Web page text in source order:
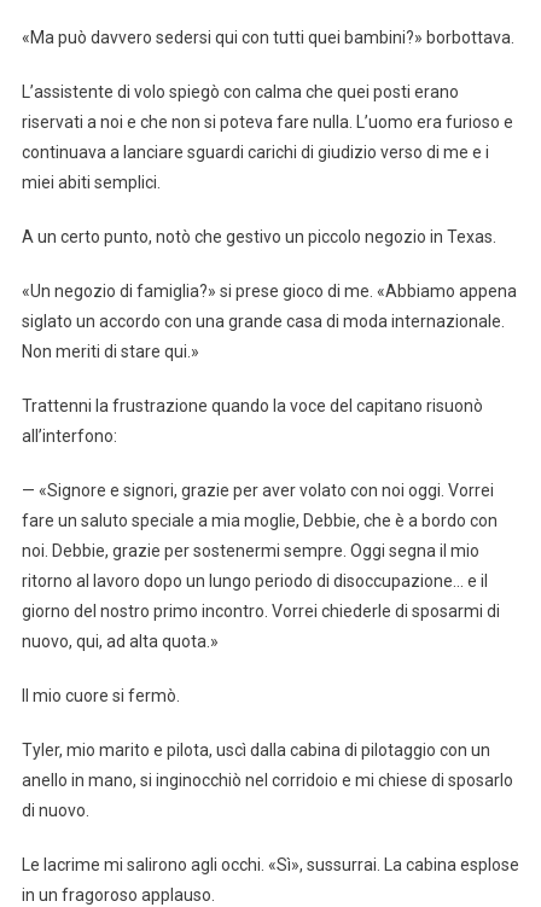
«Ma può davvero sedersi qui con tutti quei bambini?» borbottava.
L’assistente di volo spiegò con calma che quei posti erano
riservati a noi e che non si poteva fare nulla. L’uomo era furioso e
continuava a lanciare sguardi carichi di giudizio verso di me e i
miei abiti semplici.
A un certo punto, notò che gestivo un piccolo negozio in Texas.
«Un negozio di famiglia?» si prese gioco di me. «Abbiamo appena
siglato un accordo con una grande casa di moda internazionale.
Non meriti di stare qui.»
Trattenni la frustrazione quando la voce del capitano risuonò
all’interfono:
— «Signore e signori, grazie per aver volato con noi oggi. Vorrei
fare un saluto speciale a mia moglie, Debbie, che è a bordo con
noi. Debbie, grazie per sostenermi sempre. Oggi segna il mio
ritorno al lavoro dopo un lungo periodo di disoccupazione… e il
giorno del nostro primo incontro. Vorrei chiederle di sposarmi di
nuovo, qui, ad alta quota.»
Il mio cuore si fermò.
Tyler, mio marito e pilota, uscì dalla cabina di pilotaggio con un
anello in mano, si inginocchiò nel corridoio e mi chiese di sposarlo
di nuovo.
Le lacrime mi salirono agli occhi. «Sì», sussurrai. La cabina esplose
in un fragoroso applauso.